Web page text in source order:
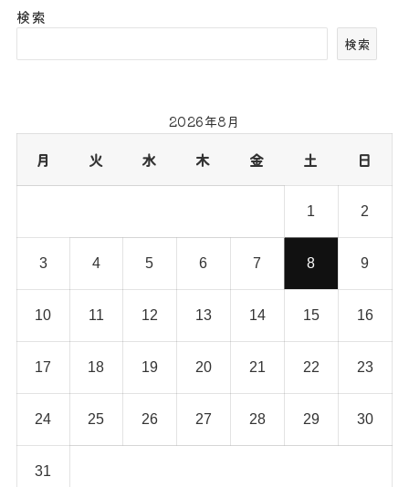
検索
検索
2026年8月
月 火 水 木 金 土 日
1 2
3 4 5 6 7 8 9
10 11 12 13 14 15 16
17 18 19 20 21 22 23
24 25 26 27 28 29 30
31